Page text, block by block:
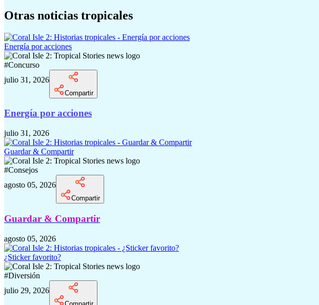
Otras noticias tropicales
Energía por acciones
#Concurso
julio 31, 2026
Compartir
Energía por acciones
julio 31, 2026
Guardar & Compartir
#Consejos
agosto 05, 2026
Compartir
Guardar & Compartir
agosto 05, 2026
¿Sticker favorito?
#Diversión
julio 29, 2026